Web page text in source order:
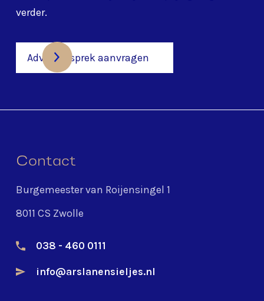
verder.
Adviesgesprek aanvragen
Contact
Burgemeester van Roijensingel 1
8011 CS Zwolle
038 - 460 0111
info@arslanensieljes.nl